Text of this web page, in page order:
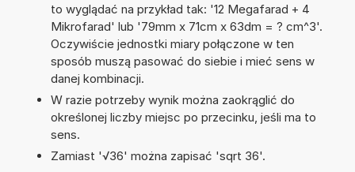
to wyglądać na przykład tak: '12 Megafarad + 4
Mikrofarad' lub '79mm x 71cm x 63dm = ? cm^3'.
Oczywiście jednostki miary połączone w ten
sposób muszą pasować do siebie i mieć sens w
danej kombinacji.
W razie potrzeby wynik można zaokrąglić do
określonej liczby miejsc po przecinku, jeśli ma to
sens.
Zamiast '√36' można zapisać 'sqrt 36'.